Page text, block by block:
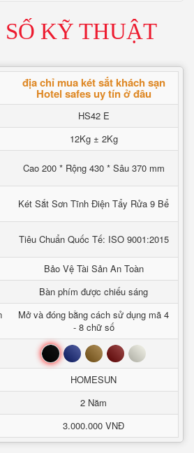
SỐ KỸ THUẬT
địa chỉ mua két sắt khách sạn
Hotel safes uy tín ở đâu
HS42 E
12Kg ± 2Kg
Cao 200 * Rộng 430 * Sâu 370 mm
Két Sắt Sơn Tĩnh Điện Tẩy Rửa 9 Bể
Tiêu Chuẩn Quốc Tế: ISO 9001:2015
Bảo Vệ Tài Sản An Toàn
Bàn phím được chiếu sáng
Mở và đóng bằng cách sử dụng mã 4
- 8 chữ số
Đen Xanh Nâu Đỏ Trắng
HOMESUN
2 Năm
3.000.000 VNĐ